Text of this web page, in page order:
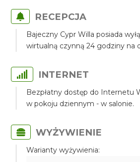
RECEPCJA
Bajeczny Cypr Willa posiada
wirtualną czynną 24 godziny na
INTERNET
Bezpłatny dostęp do Internetu
w pokoju dziennym - w salonie.
WYŻYWIENIE
Warianty wyżywienia: